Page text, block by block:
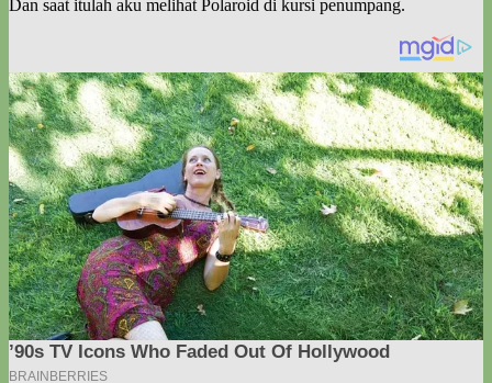
Dan saat itulah aku melihat Polaroid di kursi penumpang.